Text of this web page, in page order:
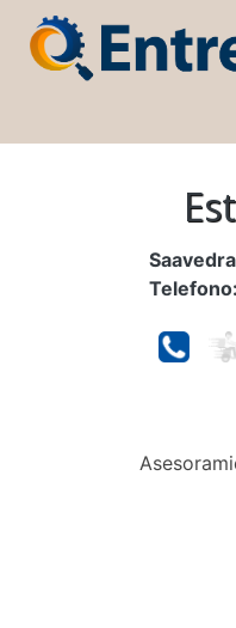
Telefono: